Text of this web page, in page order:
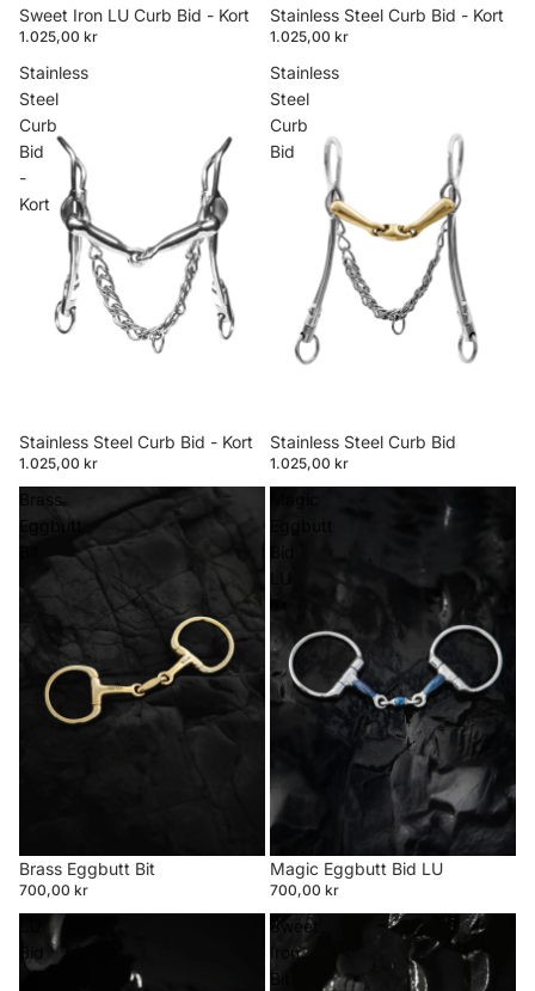
Sweet Iron LU Curb Bid - Kort
1.025,00 kr
Stainless Steel Curb Bid - Kort
1.025,00 kr
Stainless
Steel
Curb
Bid
-
Kort
Stainless Steel Curb Bid - Kort
1.025,00 kr
Stainless
Steel
Curb
Bid
Stainless Steel Curb Bid
1.025,00 kr
Brass
Eggbutt
Brass Eggbutt Bit
700,00 kr
Magic Eggbutt Bid LU
700,00 kr
Bid
Sweet
Iron
Bit